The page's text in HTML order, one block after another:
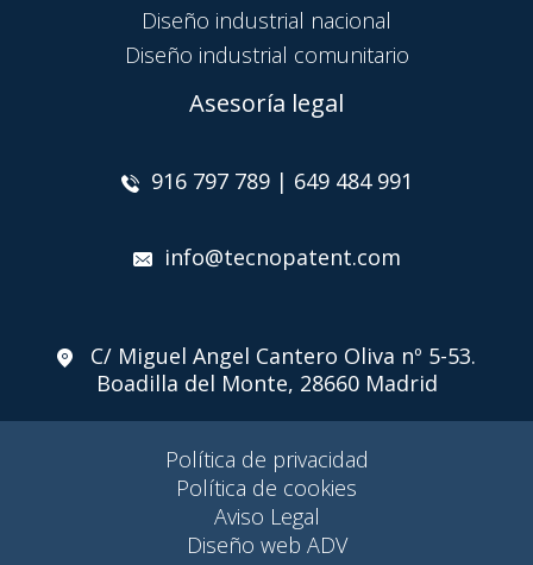
Diseño industrial nacional
Diseño industrial comunitario
Asesoría legal
916 797 789 | 649 484 991
info@tecnopatent.com
C/ Miguel Angel Cantero Oliva nº 5-53.
Boadilla del Monte, 28660 Madrid
Política de privacidad
Política de cookies
Aviso Legal
Diseño web ADV